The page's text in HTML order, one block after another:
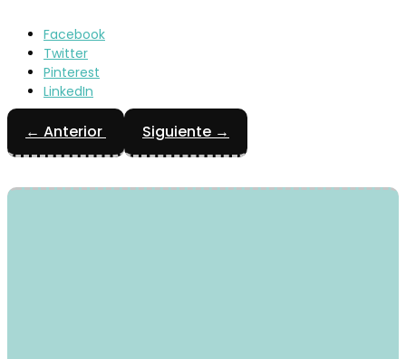
Facebook
Twitter
Pinterest
LinkedIn
← Anterior Siguiente →